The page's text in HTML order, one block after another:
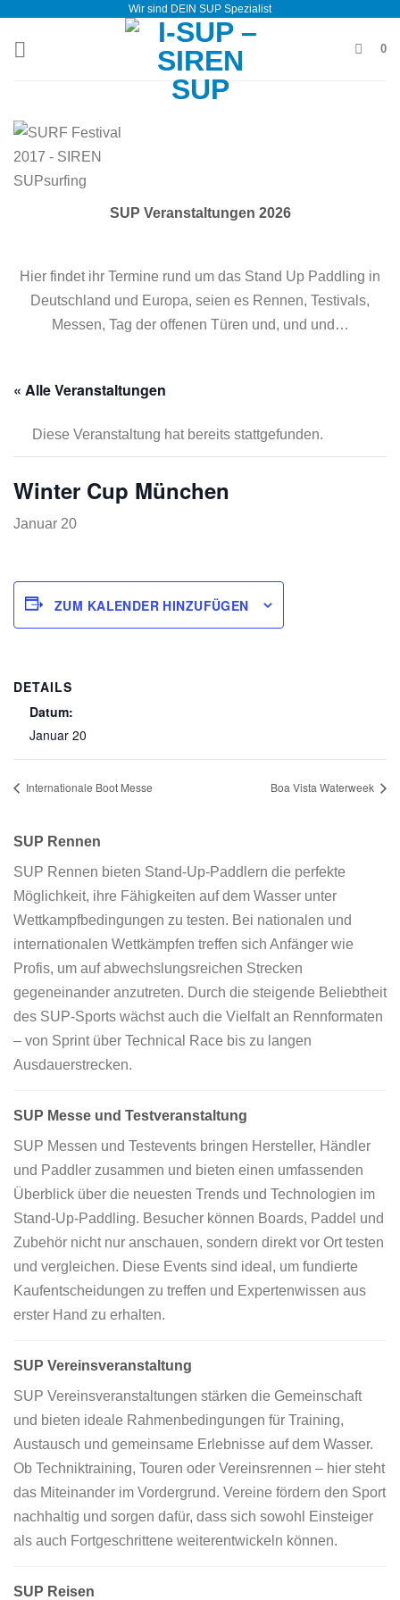
springen
Wir sind DEIN SUP Spezialist
0
SUP Veranstaltungen 2026
Hier findet ihr Termine rund um das Stand Up Paddling in
Deutschland und Europa, seien es Rennen, Testivals,
Messen, Tag der offenen Türen und, und und…
« Alle Veranstaltungen
Diese Veranstaltung hat bereits stattgefunden.
Winter Cup München
Januar 20
ZUM KALENDER HINZUFÜGEN
DETAILS
Datum:
Januar 20
Internationale Boot Messe Boa Vista Waterweek
SUP Rennen
SUP Rennen bieten Stand-Up-Paddlern die perfekte
Möglichkeit, ihre Fähigkeiten auf dem Wasser unter
Wettkampfbedingungen zu testen. Bei nationalen und
internationalen Wettkämpfen treffen sich Anfänger wie
Profis, um auf abwechslungsreichen Strecken
gegeneinander anzutreten. Durch die steigende Beliebtheit
des SUP‑Sports wächst auch die Vielfalt an Rennformaten
– von Sprint über Technical Race bis zu langen
Ausdauerstrecken.
SUP Messe und Testveranstaltung
SUP Messen und Testevents bringen Hersteller, Händler
und Paddler zusammen und bieten einen umfassenden
Überblick über die neuesten Trends und Technologien im
Stand-Up-Paddling. Besucher können Boards, Paddel und
Zubehör nicht nur anschauen, sondern direkt vor Ort testen
und vergleichen. Diese Events sind ideal, um fundierte
Kaufentscheidungen zu treffen und Expertenwissen aus
erster Hand zu erhalten.
SUP Vereinsveranstaltung
SUP Vereinsveranstaltungen stärken die Gemeinschaft
und bieten ideale Rahmenbedingungen für Training,
Austausch und gemeinsame Erlebnisse auf dem Wasser.
Ob Techniktraining, Touren oder Vereinsrennen – hier steht
das Miteinander im Vordergrund. Vereine fördern den Sport
nachhaltig und sorgen dafür, dass sich sowohl Einsteiger
als auch Fortgeschrittene weiterentwickeln können.
SUP Reisen